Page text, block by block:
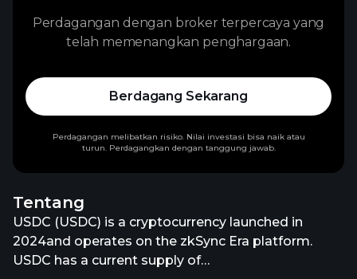
Tentang
USDC (USDC) is a cryptocurrency launched in
2024and operates on the zkSync Era platform.
USDC has a current supply of
Perdagangan dengan broker terpercaya yang
telah memenangkan penghargaan.
Berdagang Sekarang
Perdagangan melibatkan risiko. Nilai investasi bisa naik atau
turun. Perdagangkan dengan tanggung jawab.